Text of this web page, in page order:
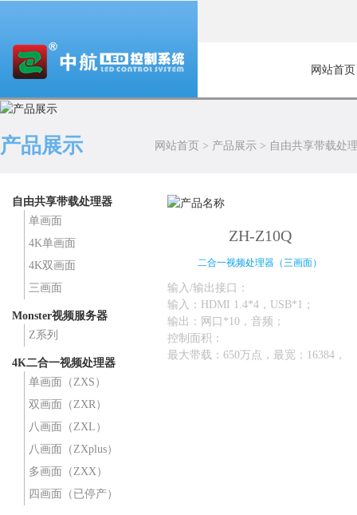
网站首页
产品展示 网站首页 > 产品展示 > 自由共享带载处
自由共享带载处理器
单画面
4K单画面
4K双画面
三画面
Monster视频服务器
Z系列
4K二合一视频处理器
单画面（ZXS）
双画面（ZXR）
八画面（ZXL）
八画面（ZXplus）
多画面（ZXX）
四画面（已停产）
ZH-Z10Q
二合一视频处理器（三画面）
输入/输出接口：
输入：HDMI 1.4*4，USB*1；
输出：网口*10，音频；
控制面积：
最大带载：650万点，最宽：16384，